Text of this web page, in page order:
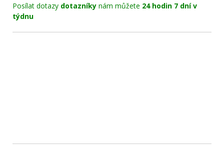
Posílat dotazy dotazníky nám můžete 24 hodin 7 dní v
týdnu